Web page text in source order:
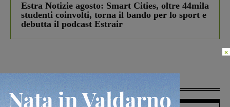
Estra Notizie agosto: Smart Cities, oltre 44mila
studenti coinvolti, torna il bando per lo sport e
debutta il podcast Estrair
×